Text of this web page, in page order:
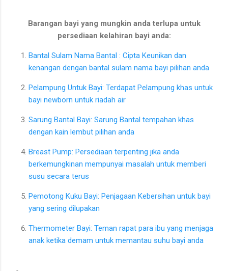
Barangan bayi yang mungkin anda terlupa untuk
persediaan kelahiran bayi anda:
Bantal Sulam Nama Bantal : Cipta Keunikan dan
kenangan dengan bantal sulam nama bayi pilihan anda
Pelampung Untuk Bayi: Terdapat Pelampung khas untuk
bayi newborn untuk riadah air
Sarung Bantal Bayi: Sarung Bantal tempahan khas
dengan kain lembut pilihan anda
Breast Pump: Persediaan terpenting jika anda
berkemungkinan mempunyai masalah untuk memberi
susu secara terus
Pemotong Kuku Bayi: Penjagaan Kebersihan untuk bayi
yang sering dilupakan
Thermometer Bayi: Teman rapat para ibu yang menjaga
anak ketika demam untuk memantau suhu bayi anda